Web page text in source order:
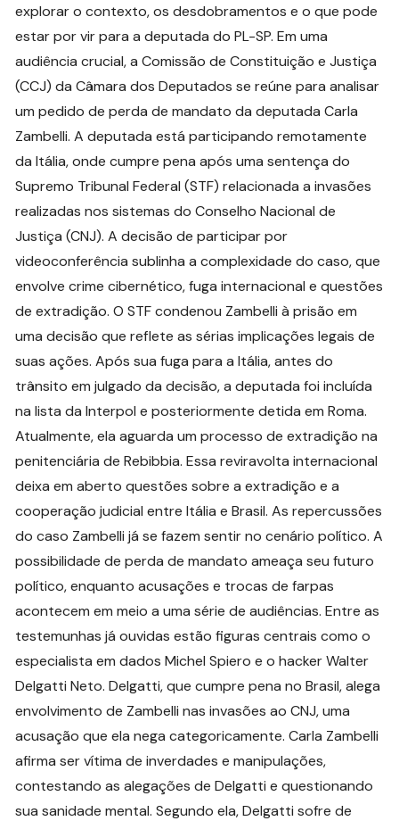
explorar o contexto, os desdobramentos e o que pode
estar por vir para a deputada do PL-SP. Em uma
audiência crucial, a Comissão de Constituição e Justiça
(CCJ) da Câmara dos Deputados se reúne para analisar
um pedido de perda de mandato da deputada Carla
Zambelli. A deputada está participando remotamente
da Itália, onde cumpre pena após uma sentença do
Supremo Tribunal Federal (STF) relacionada a invasões
realizadas nos sistemas do Conselho Nacional de
Justiça (CNJ). A decisão de participar por
videoconferência sublinha a complexidade do caso, que
envolve crime cibernético, fuga internacional e questões
de extradição. O STF condenou Zambelli à prisão em
uma decisão que reflete as sérias implicações legais de
suas ações. Após sua fuga para a Itália, antes do
trânsito em julgado da decisão, a deputada foi incluída
na lista da Interpol e posteriormente detida em Roma.
Atualmente, ela aguarda um processo de extradição na
penitenciária de Rebibbia. Essa reviravolta internacional
deixa em aberto questões sobre a extradição e a
cooperação judicial entre Itália e Brasil. As repercussões
do caso Zambelli já se fazem sentir no cenário político. A
possibilidade de perda de mandato ameaça seu futuro
político, enquanto acusações e trocas de farpas
acontecem em meio a uma série de audiências. Entre as
testemunhas já ouvidas estão figuras centrais como o
especialista em dados Michel Spiero e o hacker Walter
Delgatti Neto. Delgatti, que cumpre pena no Brasil, alega
envolvimento de Zambelli nas invasões ao CNJ, uma
acusação que ela nega categoricamente. Carla Zambelli
afirma ser vítima de inverdades e manipulações,
contestando as alegações de Delgatti e questionando
sua sanidade mental. Segundo ela, Delgatti sofre de